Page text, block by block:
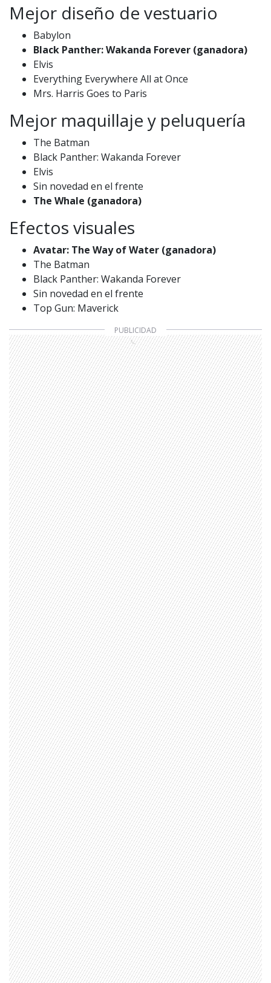
Mejor diseño de vestuario
Babylon
Black Panther: Wakanda Forever (ganadora)
Elvis
Everything Everywhere All at Once
Mrs. Harris Goes to Paris
Mejor maquillaje y peluquería
The Batman
Black Panther: Wakanda Forever
Elvis
Sin novedad en el frente
The Whale (ganadora)
Efectos visuales
Avatar: The Way of Water (ganadora)
The Batman
Black Panther: Wakanda Forever
Sin novedad en el frente
Top Gun: Maverick